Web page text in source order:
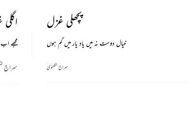
مجھے
سراج
پچھلی غزل
خیال دوست نہ میں یاد یار میں گم ہوں
سراج لکھنوی